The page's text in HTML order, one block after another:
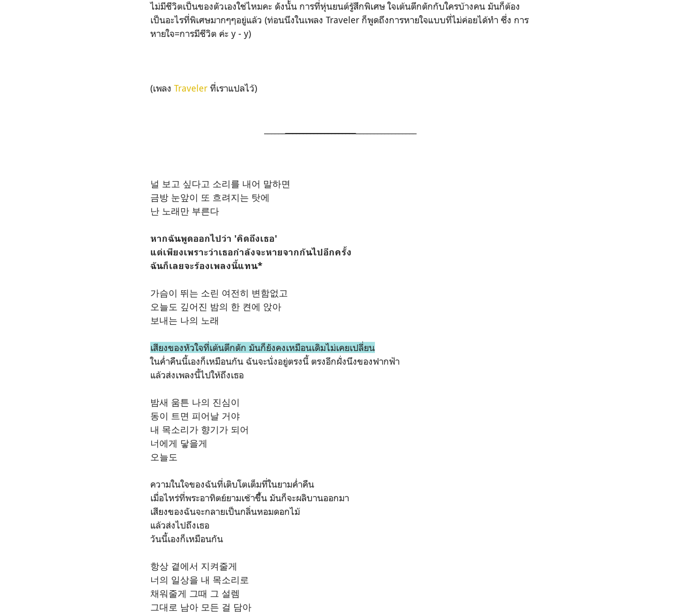
ไม่มีชีวิตเป็นของตัวเองใช่ไหมคะ ดังนั้น การที่หุ่นยนต์รู้สึกพิเศษ ใจเต้นตึกตักกับใครบ้างคน มันก็ต้อง
เป็นอะไรที่พิเศษมากๆๆอยู่แล้ว (ท่อนนึงในเพลง Traveler ก็พูดถึงการหายใจแบบที่ไม่ค่อยได้ทำ ซึ่ง การ
หายใจ=การมีชีวิต ค่ะ y - y)
(เพลง Traveler ที่เราแปลไว้)
널 보고 싶다고 소리를 내어 말하면
금방 눈앞이 또 흐려지는 탓에
난 노래만 부른다
หากฉันพูดออกไปว่า 'คิดถึงเธอ'
แต่เพียงเพราะว่าเธอกำลังจะหายจากกันไปอีกครั้ง
ฉันก็เลยจะร้องเพลงนี้แทน*
가슴이 뛰는 소린 여전히 변함없고
오늘도 깊어진 밤의 한 켠에 앉아
보내는 나의 노래
เสียงของหัวใจที่เต้นตึกตัก มันก็ยังคงเหมือนเดิมไม่เคยเปลี่ยน
ในค่ำคืนนี้เองก็เหมือนกัน ฉันจะนั่งอยู่ตรงนี้ ตรงอีกฝั่งนึงของฟากฟ้า
แล้วส่งเพลงนี้ไปให้ถึงเธอ
밤새 움튼 나의 진심이
동이 트면 피어날 거야
내 목소리가 향기가 되어
너에게 닿을게
오늘도
ความในใจของฉันที่เติบโตเต็มที่ในยามค่ำคืน
เมื่อไหร่ที่พระอาทิตย์ยามเช้าขึิิ้น มันก็จะผลิบานออกมา
เสียงของฉันจะกลายเป็นกลิ่นหอมดอกไม้
แล้วส่งไปถึงเธอ
วันนี้เองก็เหมือนกัน
항상 곁에서 지켜줄게
너의 일상을 내 목소리로
채워줄게 그때 그 설렘
그대로 남아 모든 걸 담아